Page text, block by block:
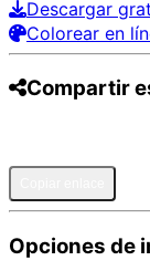
Descargar
Colorear en
Compartir
Opciones de